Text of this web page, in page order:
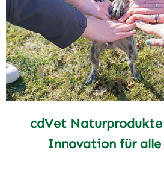
cdVet
Innovation für